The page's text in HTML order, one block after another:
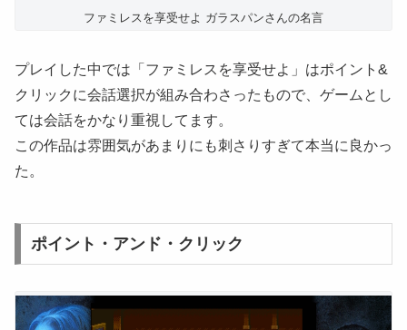
ファミレスを享受せよ ガラスパンさんの名言
プレイした中では「ファミレスを享受せよ」はポイント&
クリックに会話選択が組み合わさったもので、ゲームとし
ては会話をかなり重視してます。
この作品は雰囲気があまりにも刺さりすぎて本当に良かっ
た。
ポイント・アンド・クリック